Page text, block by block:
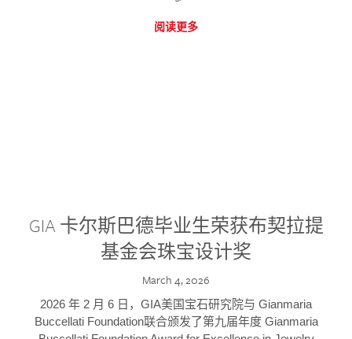
阅读更多
GIA 卡尔斯巴德毕业生荣获布契拉提
基金会珠宝设计奖
March 4, 2026
2026 年 2 月 6 日，GIA美国宝石研究院与 Gianmaria
Buccellati Foundation联合颁发了第九届年度 Gianmaria